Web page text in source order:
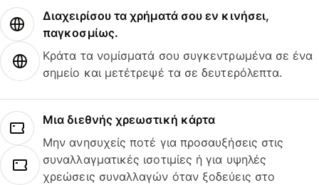
Διαχειρίσου τα χρήματά σου εν κινήσει,
παγκοσμίως.
Κράτα τα νομίσματά σου συγκεντρωμένα σε ένα
σημείο και μετέτρεψέ τα σε δευτερόλεπτα.
Μια διεθνής χρεωστική κάρτα
Μην ανησυχείς ποτέ για προσαυξήσεις στις
συναλλαγματικές ισοτιμίες ή για υψηλές
χρεώσεις συναλλαγών όταν ξοδεύεις στο